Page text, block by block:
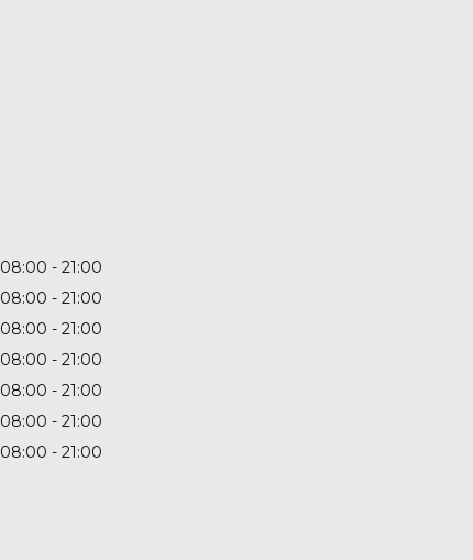
08:00
21:00
08:00
21:00
08:00
21:00
08:00
21:00
08:00
21:00
08:00
21:00
08:00 21:00